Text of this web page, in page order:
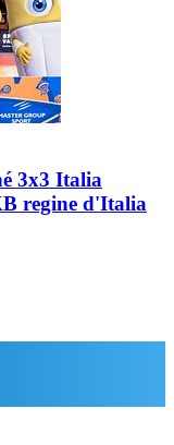
3x3 Italia
regine d'Italia